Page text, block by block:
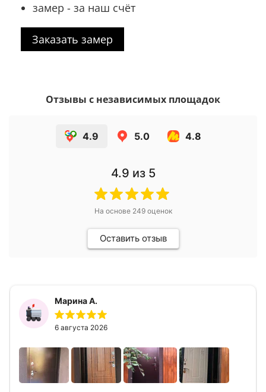
замер - за наш счёт
Заказать замер
Отзывы с независимых площадок
4.9 5.0 4.8
4.9 из 5
На основе 249оценок
Оставить отзыв
Марина А.
6 августа 2026